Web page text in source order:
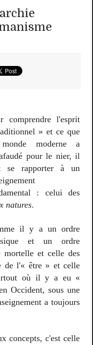
comprendre l'esprit
» et ce que
moderne a
pour le nier, il
se rapporter à un
: celui des
natures.
il y a un ordre
et un ordre
et celle des
de l'« être » et celle
où il y a eu «
Occident, sous une
a toujours
concepts, c'est celle